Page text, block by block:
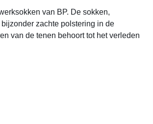
van BP. De sokken,
zachte polstering in de
van de tenen behoort tot het verleden